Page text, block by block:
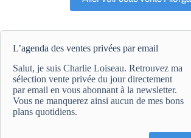
L’agenda des ventes privées par email
Salut, je suis Charlie Loiseau. Retrouvez ma
sélection vente privée du jour directement
par email en vous abonnant à la newsletter.
Vous ne manquerez ainsi aucun de mes bons
plans quotidiens.